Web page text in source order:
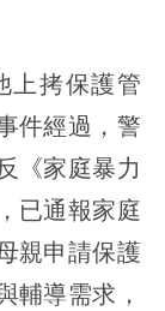
上拷保護管
件經過，警
《家庭暴力
已通報家庭
親申請保護
輔導需求，